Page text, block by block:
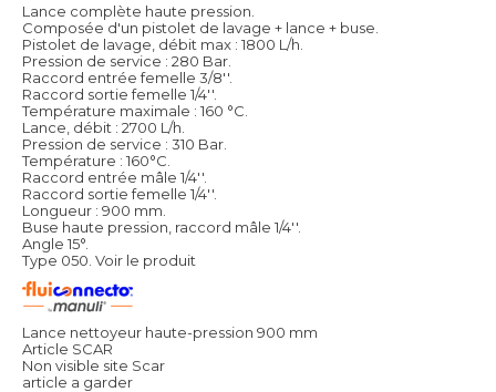
Lance complète haute pression.
Composée d'un pistolet de lavage + lance + buse.
Pistolet de lavage, débit max : 1800 L/h.
Pression de service : 280 Bar.
Raccord entrée femelle 3/8''.
Raccord sortie femelle 1/4''.
Température maximale : 160 °C.
Lance, débit : 2700 L/h.
Pression de service : 310 Bar.
Température : 160°C.
Raccord entrée mâle 1/4''.
Raccord sortie femelle 1/4''.
Longueur : 900 mm.
Buse haute pression, raccord mâle 1/4''.
Angle 15°.
Type 050. Voir le produit
Lance nettoyeur haute-pression 900 mm
Article SCAR
Non visible site Scar
article a garder